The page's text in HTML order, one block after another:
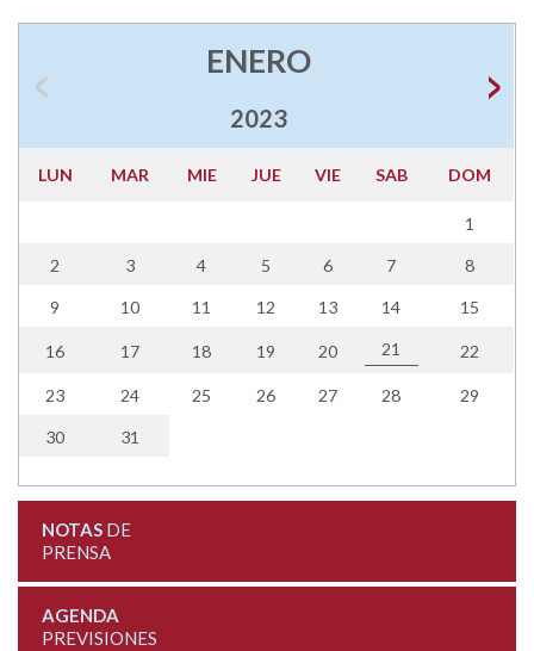
ENERO
2023
LUN MAR MIE JUE VIE SAB DOM
1
2 3 4 5 6 7 8
9 10 11 12 13 14 15
16 17 18 19 20 21 22
23 24 25 26 27 28 29
30 31
NOTASDE
PRENSA
AGENDA
PREVISIONES